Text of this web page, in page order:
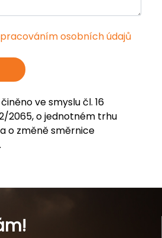
osobních údajů
ve smyslu čl. 16
2065, o jednotném trhu
o změně směrnice